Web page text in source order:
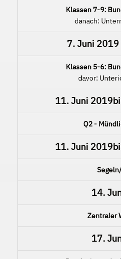
Klassen 7-9:
danach:
7. Juni 2019
Klassen 5-6:
davor:
11. Juni 2019
Q2 -
11. Juni 2019
14.
Zentraler
17.